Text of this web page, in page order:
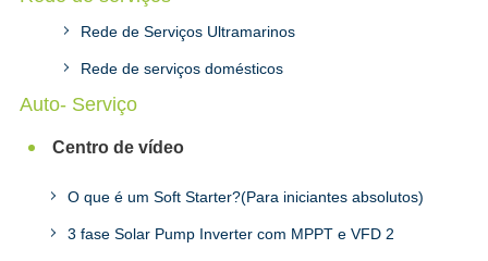
Rede de Serviços Ultramarinos
Rede de serviços domésticos
Auto- Serviço
Centro de vídeo
O que é um Soft Starter?(Para iniciantes absolutos)
3 fase Solar Pump Inverter com MPPT e VFD 2